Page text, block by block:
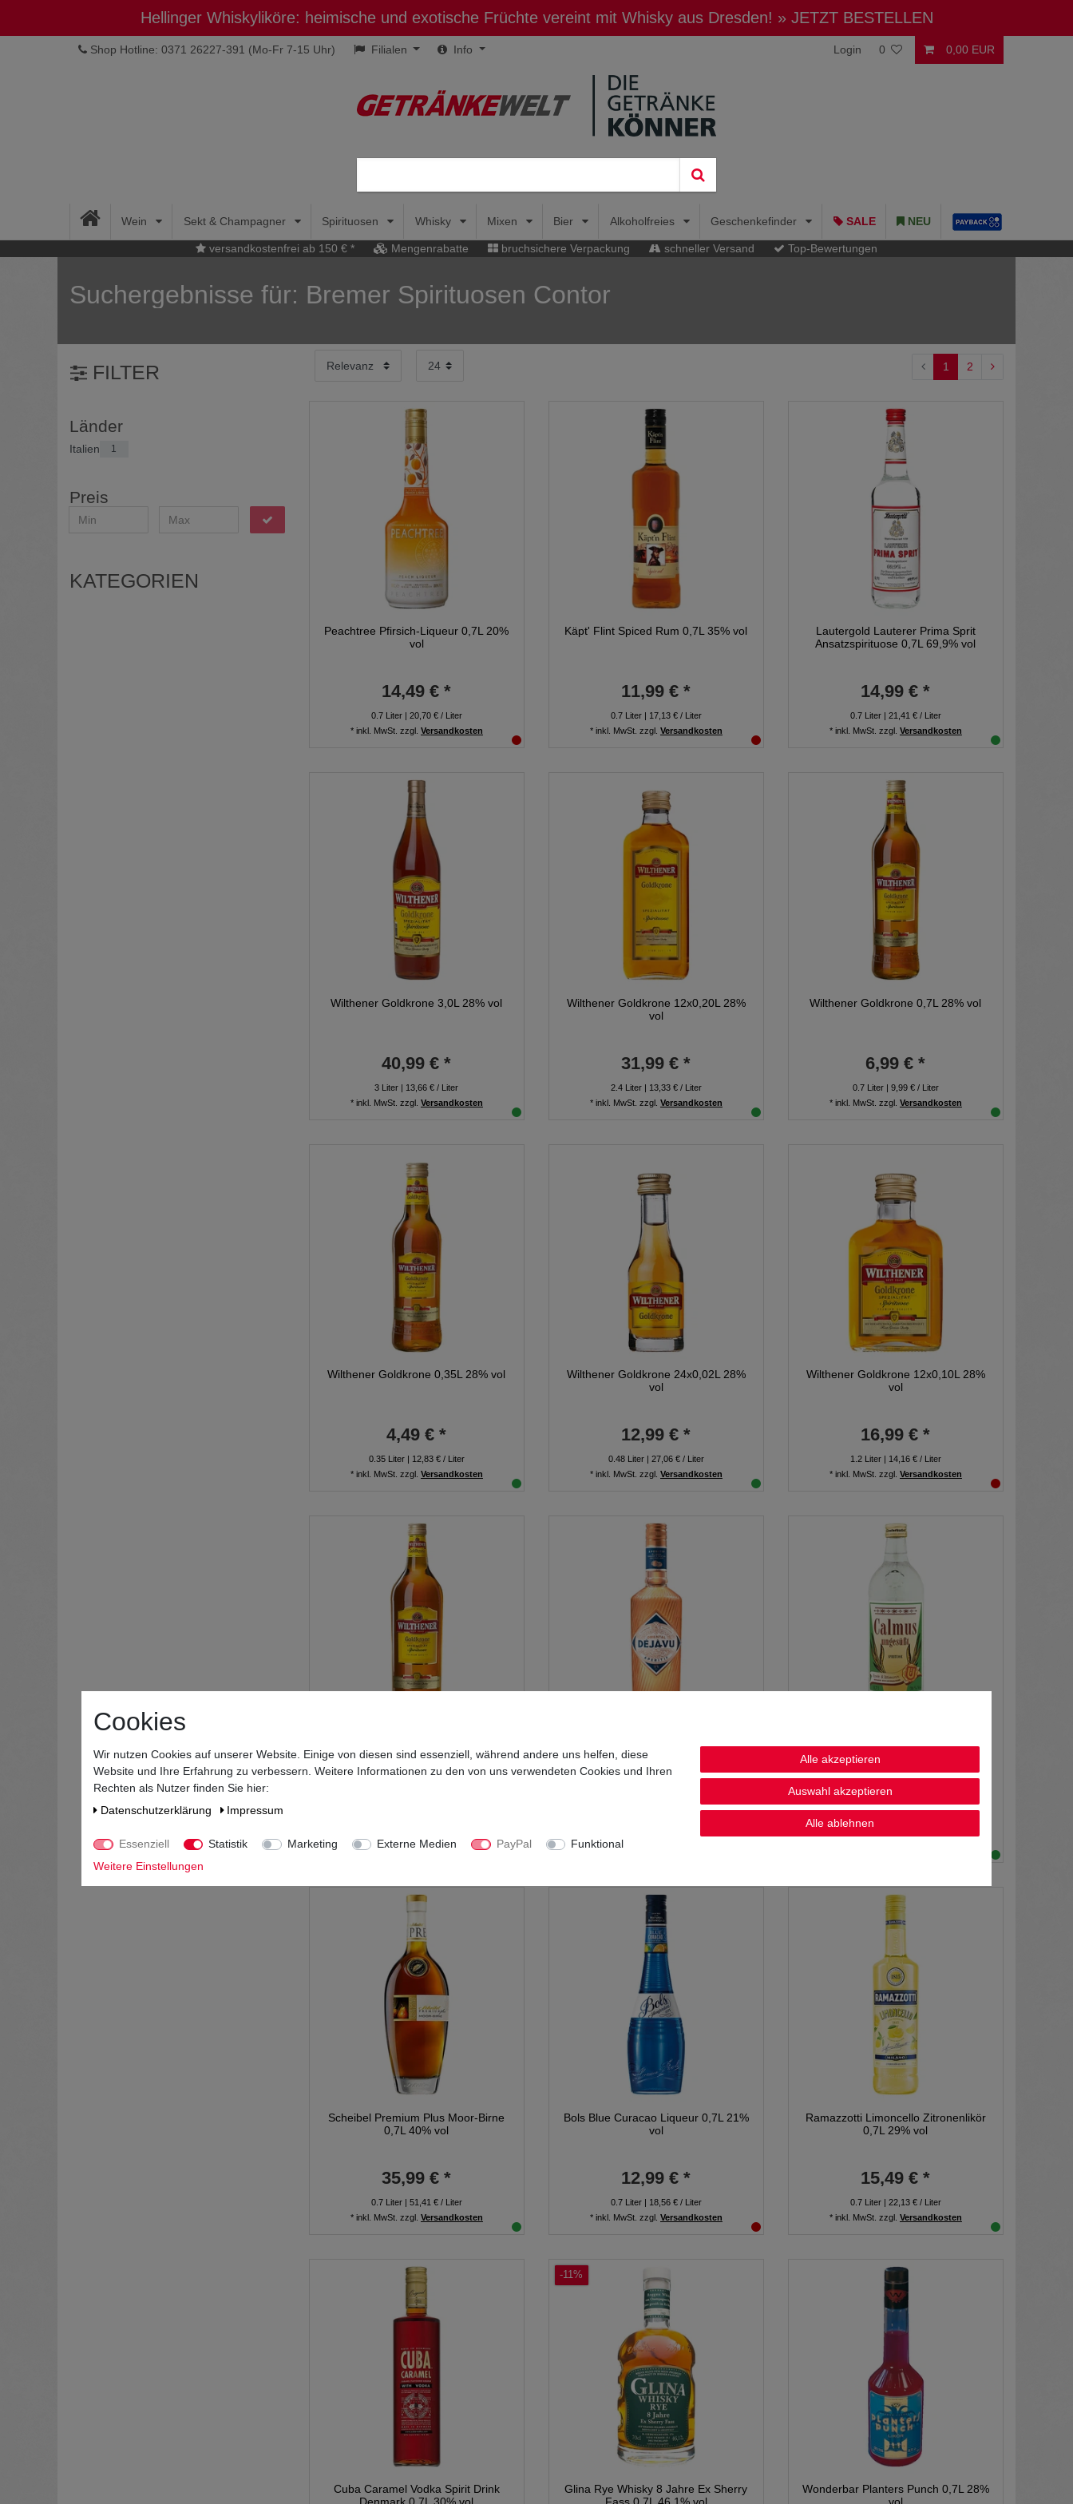
Hellinger Whiskyliköre: heimische und exotische Früchte vereint mit Whisky aus Dresden! » JETZT BESTELLEN
Shop Hotline: 0371 26227-391 (Mo-Fr 7-15 Uhr) Filialen Info Login 0 0,00 EUR
Wein Sekt & Champagner Spirituosen Whisky Mixen Bier Alkoholfreies Geschenkefinder SALE NEU
versandkostenfrei ab 150 € * Mengenrabatte bruchsichere Verpackung schneller Versand Top-Bewertungen
Suchergebnisse für: Bremer Spirituosen Contor
FILTER
Länder
Italien 1
Preis
KATEGORIEN
1 2
Peachtree Pfirsich-Liqueur 0,7L 20%
vol
14,49 € *
0.7Liter| 20,70 € / Liter
* inkl. MwSt. zzgl. Versandkosten
Käpt' Flint Spiced Rum 0,7L 35% vol
11,99 € *
0.7Liter| 17,13 € / Liter
* inkl. MwSt. zzgl. Versandkosten
Lautergold Lauterer Prima Sprit
Ansatzspirituose 0,7L 69,9% vol
14,99 € *
0.7Liter| 21,41 € / Liter
* inkl. MwSt. zzgl. Versandkosten
Wilthener Goldkrone 3,0L 28% vol
40,99 € *
3 Liter | 13,66 € / Liter
* inkl. MwSt. zzgl. Versandkosten
Wilthener Goldkrone 12x0,20L 28%
vol
31,99 € *
2.4Liter| 13,33 € / Liter
* inkl. MwSt. zzgl. Versandkosten
Wilthener Goldkrone 0,7L 28% vol
6,99 € *
0.7Liter| 9,99 € / Liter
* inkl. MwSt. zzgl. Versandkosten
Wilthener Goldkrone 0,35L 28% vol
4,49 € *
0.35Liter| 12,83 € / Liter
* inkl. MwSt. zzgl. Versandkosten
Wilthener Goldkrone 24x0,02L 28%
vol
12,99 € *
0.48Liter| 27,06 € / Liter
* inkl. MwSt. zzgl. Versandkosten
Wilthener Goldkrone 12x0,10L 28%
vol
16,99 € *
1.2Liter| 14,16 € / Liter
* inkl. MwSt. zzgl. Versandkosten
* inkl. MwSt.zzgl. Versandkosten
Oriental Déjà-Vu Aperitif 0,7L 17% vol
*inkl. MwSt.
Ullmann Calmus ungesüsst 0,7L 38%
11,99 € *
Scheibel Premium Plus Moor-Birne
0,7L 40% vol
35,99 € *
0.7Liter| 51,41 € / Liter
* inkl. MwSt. zzgl. Versandkosten
Bols Blue Curacao Liqueur 0,7L 21%
vol
12,99 € *
0.7Liter| 18,56 € / Liter
* inkl. MwSt. zzgl. Versandkosten
Ramazzotti Limoncello Zitronenlikör
0,7L 29% vol
15,49 € *
0.7Liter| 22,13 € / Liter
* inkl. MwSt. zzgl. Versandkosten
Cuba Caramel Vodka Spirit Drink
-11%
Glina Rye Whisky 8 Jahre Ex Sherry
Wonderbar Planters Punch 0,7L 28%
Cookies
Wir nutzen Cookies auf unserer Website. Einige von diesen sind essenziell, während andere uns helfen, diese
Website und Ihre Erfahrung zu verbessern. Weitere Informationen zu den von uns verwendeten Cookies und Ihren
Rechten als Nutzer finden Sie hier:
Daten­schutz­erklärung
Impressum
Essenziell Statistik Marketing Externe Medien PayPal
Funktional
Weitere Einstellungen
Alle akzeptieren
Auswahl akzeptieren
Alle ablehnen